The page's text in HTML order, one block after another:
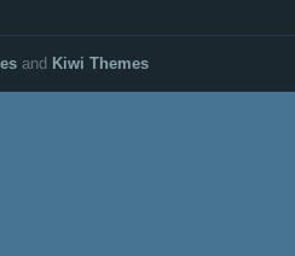
and Kiwi Themes